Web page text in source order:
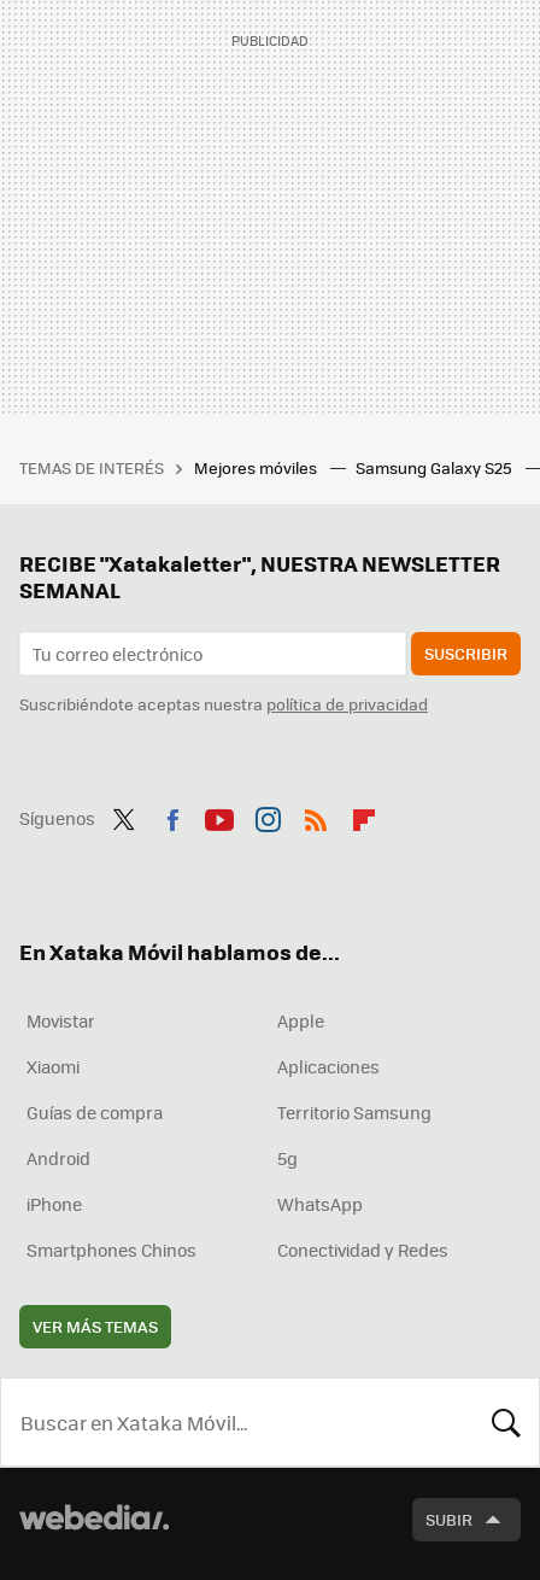
TEMAS DE INTERÉS Mejores móviles Samsung Galaxy S25
RECIBE "Xatakaletter", NUESTRA NEWSLETTER
SEMANAL
SUSCRIBIR
Suscribiéndote aceptas nuestra política de privacidad
Síguenos
En Xataka Móvil hablamos de...
Movistar
Apple
Xiaomi
Aplicaciones
Guías de compra
Territorio Samsung
Android
5g
iPhone
WhatsApp
Smartphones Chinos
Conectividad y Redes
VER MÁS TEMAS
SUBIR